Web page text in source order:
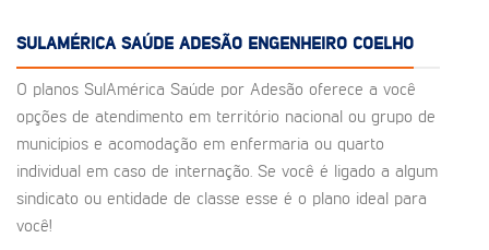
SULAMÉRICA SAÚDE ADESÃO ENGENHEIRO COELHO
O planos SulAmérica Saúde por Adesão oferece a você
opções de atendimento em território nacional ou grupo de
municípios e acomodação em enfermaria ou quarto
individual em caso de internação. Se você é ligado a algum
sindicato ou entidade de classe esse é o plano ideal para
você!